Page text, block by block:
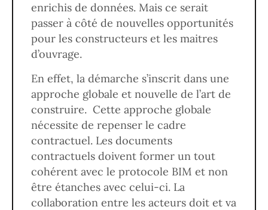
enrichis de données. Mais ce serait
passer à côté de nouvelles opportunités
pour les constructeurs et les maitres
d’ouvrage.
En effet, la démarche s’inscrit dans une
approche globale et nouvelle de l’art de
construire. Cette approche globale
nécessite de repenser le cadre
contractuel. Les documents
contractuels doivent former un tout
cohérent avec le protocole BIM et non
être étanches avec celui-ci. La
collaboration entre les acteurs doit et va